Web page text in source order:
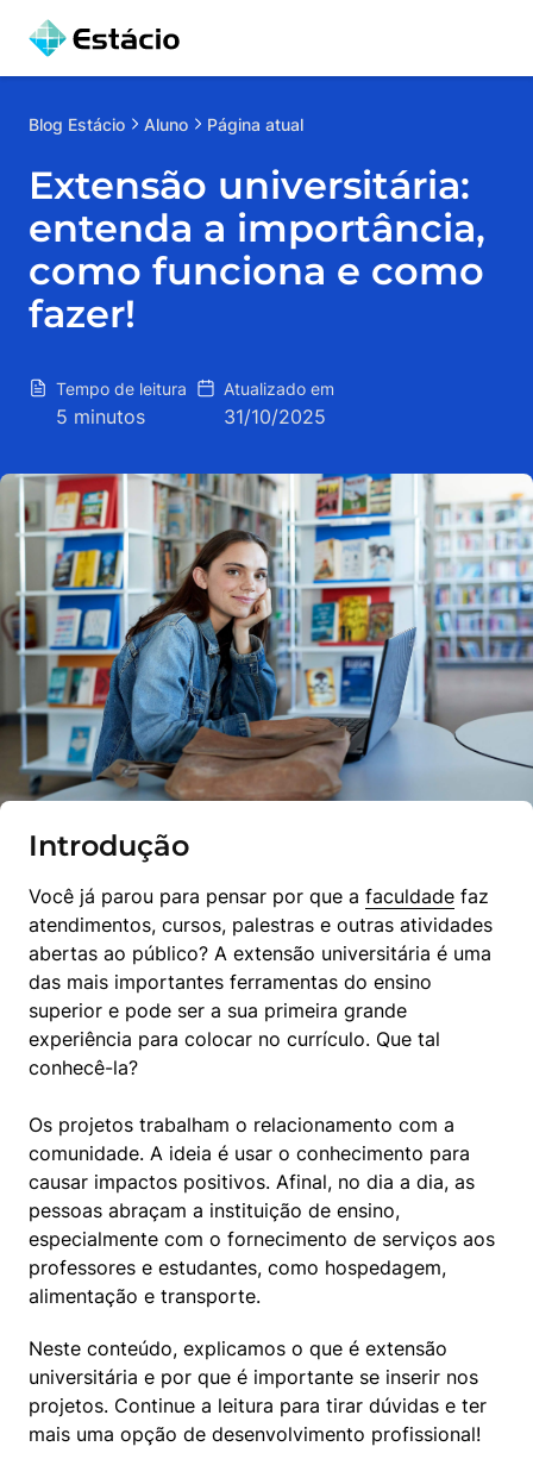
Blog Estácio Aluno Página atual
Extensão universitária:
entenda a importância,
como funciona e como
fazer!
Tempo de leitura
5 minutos
Atualizado em
31/10/2025
Introdução
Você já parou para pensar por que a faculdade faz
atendimentos, cursos, palestras e outras atividades
abertas ao público? A extensão universitária é uma
das mais importantes ferramentas do ensino
superior e pode ser a sua primeira grande
experiência para colocar no currículo. Que tal
conhecê-la?
Os projetos trabalham o relacionamento com a
comunidade. A ideia é usar o conhecimento para
causar impactos positivos. Afinal, no dia a dia, as
pessoas abraçam a instituição de ensino,
especialmente com o fornecimento de serviços aos
professores e estudantes, como hospedagem,
alimentação e transporte.
Neste conteúdo, explicamos o que é extensão
universitária e por que é importante se inserir nos
projetos. Continue a leitura para tirar dúvidas e ter
mais uma opção de desenvolvimento profissional!